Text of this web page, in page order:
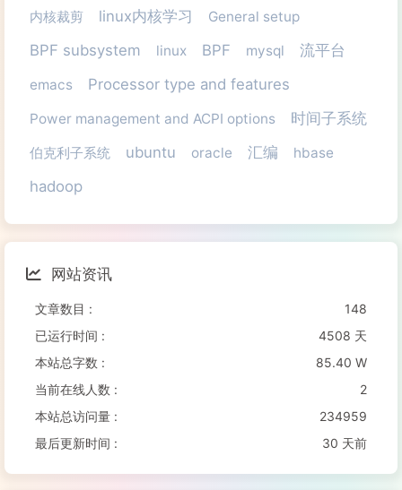
内核裁剪 linux内核学习 General setup
BPF subsystem linux BPF mysql 流平台
emacs Processor type and features
Power management and ACPI options 时间子系统
伯克利子系统 ubuntu oracle 汇编 hbase
hadoop
网站资讯
文章数目 :
148
已运行时间 :
4508 天
本站总字数 :
85.40 W
当前在线人数 :
2
本站总访问量 :
234959
最后更新时间 :
30 天前